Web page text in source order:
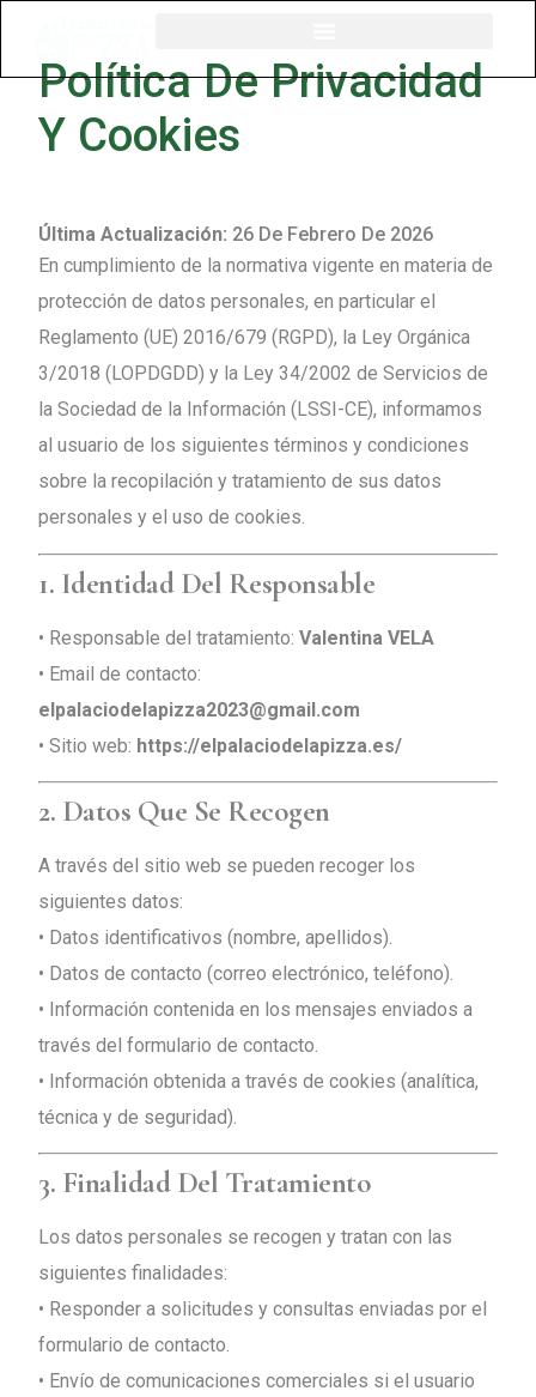
Política De Privacidad
Y Cookies
Última Actualización: 26 De Febrero De 2026
En cumplimiento de la normativa vigente en materia de
protección de datos personales, en particular el
Reglamento (UE) 2016/679 (RGPD), la Ley Orgánica
3/2018 (LOPDGDD) y la Ley 34/2002 de Servicios de
la Sociedad de la Información (LSSI-CE), informamos
al usuario de los siguientes términos y condiciones
sobre la recopilación y tratamiento de sus datos
personales y el uso de cookies.
1. Identidad Del Responsable
• Responsable del tratamiento: Valentina VELA
• Email de contacto:
elpalaciodelapizza2023@gmail.com
• Sitio web: https://elpalaciodelapizza.es/
2. Datos Que Se Recogen
A través del sitio web se pueden recoger los
siguientes datos:
• Datos identificativos (nombre, apellidos).
• Datos de contacto (correo electrónico, teléfono).
• Información contenida en los mensajes enviados a
través del formulario de contacto.
• Información obtenida a través de cookies (analítica,
técnica y de seguridad).
3. Finalidad Del Tratamiento
Los datos personales se recogen y tratan con las
siguientes finalidades:
• Responder a solicitudes y consultas enviadas por el
formulario de contacto.
• Envío de comunicaciones comerciales si el usuario